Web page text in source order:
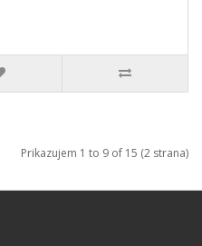
Prikazujem 1 to 9 of 15 (2 strana)